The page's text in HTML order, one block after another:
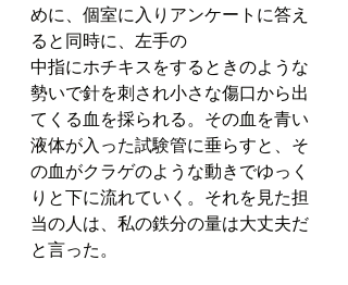
めに、個室に入りアンケートに答え
ると同時に、左手の
中指にホチキスをするときのような
勢いで針を刺され小さな傷口から出
てくる血を採られる。その血を青い
液体が入った試験管に垂らすと、そ
の血がクラゲのような動きでゆっく
りと下に流れていく。それを見た担
当の人は、私の鉄分の量は大丈夫だ
と言った。